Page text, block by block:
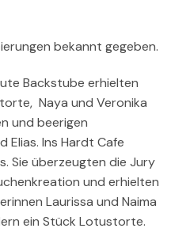
bekannt gegeben.
Backstube erhielten
Naya und Veronika
und beerigen
Elias. Ins Hardt Cafe
Sie überzeugten die Jury
und erhielten
Laurissa und Naima
ein Stück Lotustorte.